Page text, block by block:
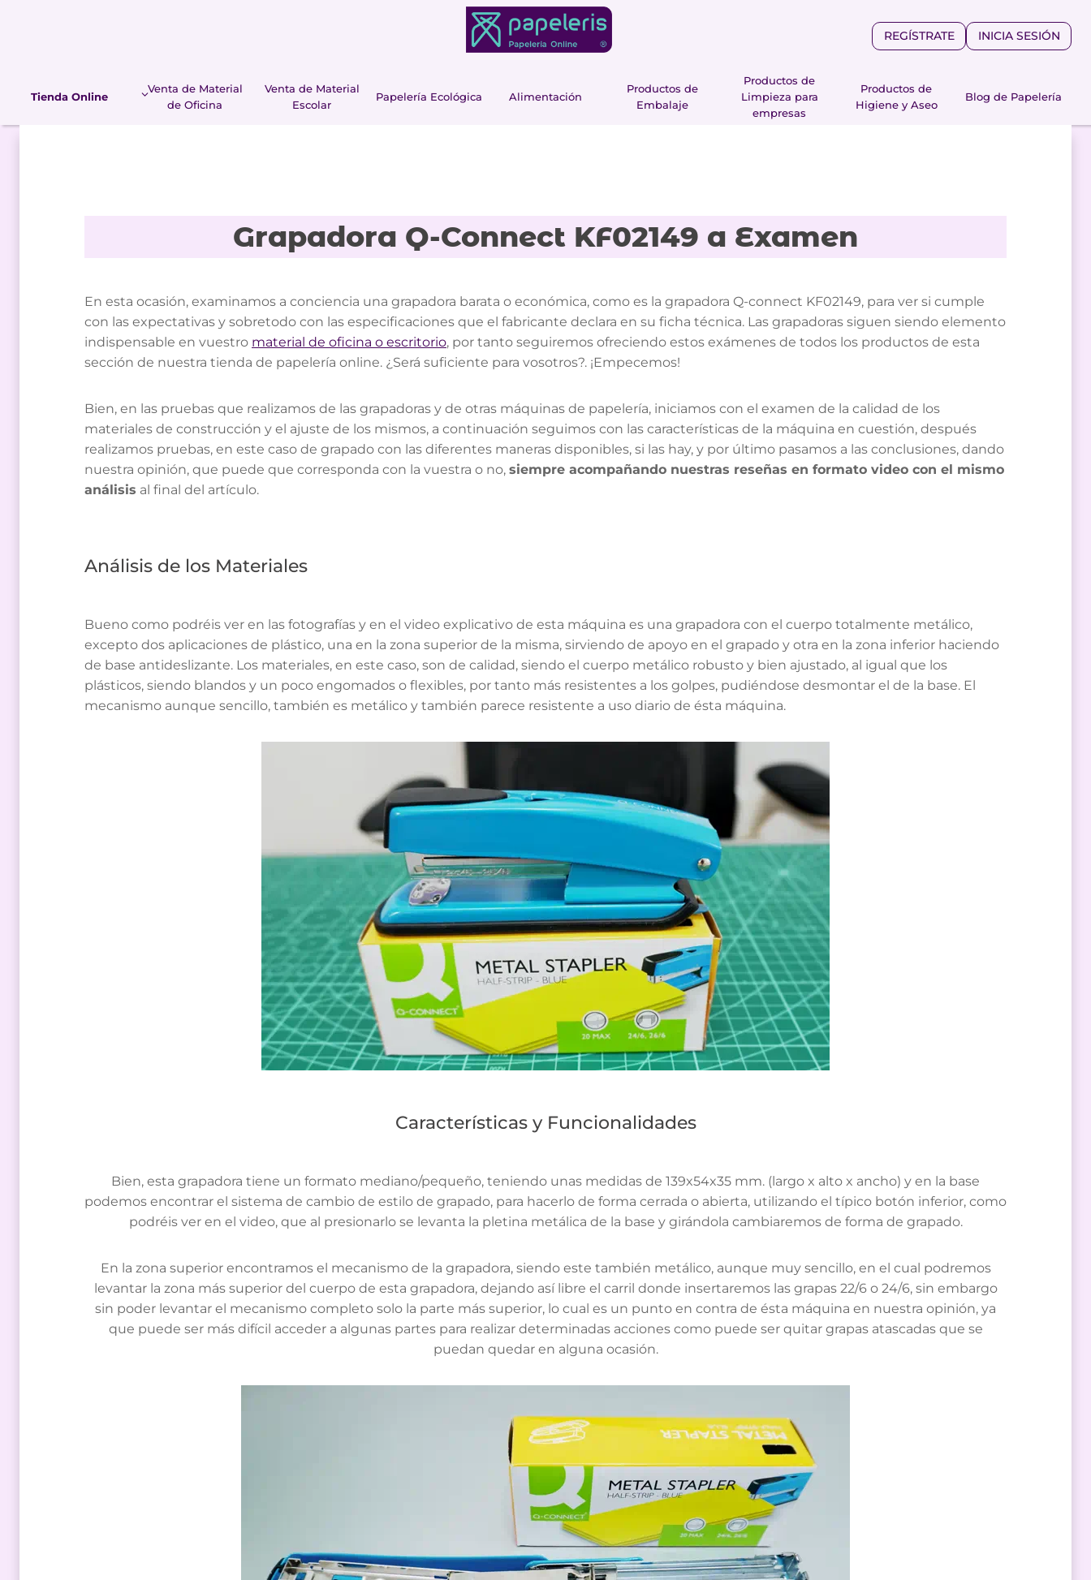
REGÍSTRATE INICIA SESIÓN
Tienda Online
Venta de Material
de Oficina
Venta de Material
Escolar
Papelería Ecológica Alimentación
Productos de
Embalaje
Productos de
Limpieza para
empresas
Productos de
Higiene y Aseo
Blog de Papelería
Grapadora Q-Connect KF02149 a Examen
En esta ocasión, examinamos a conciencia una grapadora barata o económica, como es la grapadora Q-connect KF02149, para ver si cumple
con las expectativas y sobretodo con las especificaciones que el fabricante declara en su ficha técnica. Las grapadoras siguen siendo elemento
indispensable en vuestro material de oficina o escritorio, por tanto seguiremos ofreciendo estos exámenes de todos los productos de esta
sección de nuestra tienda de papelería online. ¿Será suficiente para vosotros?. ¡Empecemos!
Bien, en las pruebas que realizamos de las grapadoras y de otras máquinas de papelería, iniciamos con el examen de la calidad de los
materiales de construcción y el ajuste de los mismos, a continuación seguimos con las características de la máquina en cuestión, después
realizamos pruebas, en este caso de grapado con las diferentes maneras disponibles, si las hay, y por último pasamos a las conclusiones, dando
nuestra opinión, que puede que corresponda con la vuestra o no, siempre acompañando nuestras reseñas en formato video con el mismo
análisis al final del artículo.
Análisis de los Materiales
Bueno como podréis ver en las fotografías y en el video explicativo de esta máquina es una grapadora con el cuerpo totalmente metálico,
excepto dos aplicaciones de plástico, una en la zona superior de la misma, sirviendo de apoyo en el grapado y otra en la zona inferior haciendo
de base antideslizante. Los materiales, en este caso, son de calidad, siendo el cuerpo metálico robusto y bien ajustado, al igual que los
plásticos, siendo blandos y un poco engomados o flexibles, por tanto más resistentes a los golpes, pudiéndose desmontar el de la base. El
mecanismo aunque sencillo, también es metálico y también parece resistente a uso diario de ésta máquina.
Características y Funcionalidades
Bien, esta grapadora tiene un formato mediano/pequeño, teniendo unas medidas de 139x54x35 mm. (largo x alto x ancho) y en la base
podemos encontrar el sistema de cambio de estilo de grapado, para hacerlo de forma cerrada o abierta, utilizando el típico botón inferior, como
podréis ver en el video, que al presionarlo se levanta la pletina metálica de la base y girándola cambiaremos de forma de grapado.
En la zona superior encontramos el mecanismo de la grapadora, siendo este también metálico, aunque muy sencillo, en el cual podremos
levantar la zona más superior del cuerpo de esta grapadora, dejando así libre el carril donde insertaremos las grapas 22/6 o 24/6, sin embargo
sin poder levantar el mecanismo completo solo la parte más superior, lo cual es un punto en contra de ésta máquina en nuestra opinión, ya
que puede ser más difícil acceder a algunas partes para realizar determinadas acciones como puede ser quitar grapas atascadas que se
puedan quedar en alguna ocasión.